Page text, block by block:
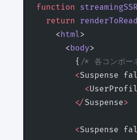
function
  return
    <
html>
      <
body>
        {
/* 各コンポー
        <
Suspense
          <
        </
Suspense>
        <
Suspense